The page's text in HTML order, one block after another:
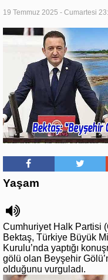
19 Temmuz 2025 - Cumartesi
Yaşam
Cumhuriyet Halk Partisi
Bektaş, Türkiye Büyük
Kurulu’nda yaptığı
gölü olan Beyşehir
olduğunu vurguladı.